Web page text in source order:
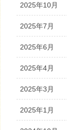
2025年10月
2025年7月
2025年6月
2025年4月
2025年3月
2025年1月